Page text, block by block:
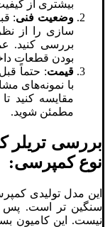
بیشتری از
وضعیت فنی:
سازی را از
بررسی کنید.
بودن قطعات
قیمت: حتماً
با نمونه‌های
مقایسه کنید
مطمئن شوید.
بررسی تریلر
نوع کمپرسی:
این مدل تولیدی
سنگین تر است. پس
نیست. این کامیون